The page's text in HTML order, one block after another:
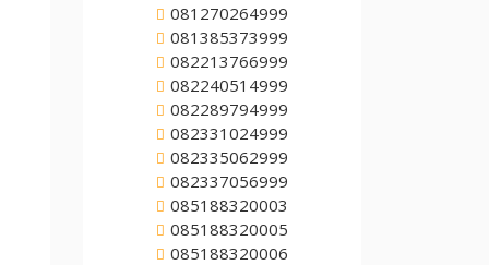
081270264999
081385373999
082213766999
082240514999
082289794999
082331024999
082335062999
082337056999
085188320003
085188320005
085188320006